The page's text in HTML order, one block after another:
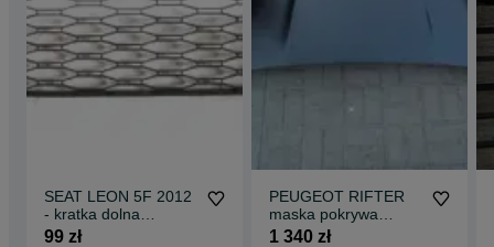
SEAT LEON 5F 2012
- kratka dolna
zderzaka środkowa
99 zł
PEUGEOT RIFTER
maska pokrywa
silnika
1 340 zł